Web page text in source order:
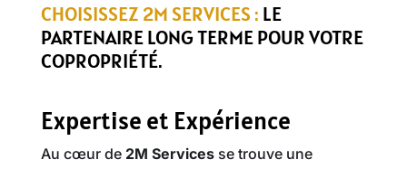
CHOISISSEZ 2M SERVICES : LE
PARTENAIRE LONG TERME POUR VOTRE
COPROPRIÉTÉ.
Expertise et Expérience
Au cœur de 2M Servicesse trouve une